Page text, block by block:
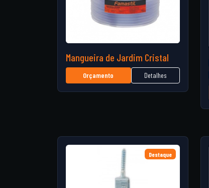
Mangueira de Jardim Cristal
Orçamento Detalhes
Destaque